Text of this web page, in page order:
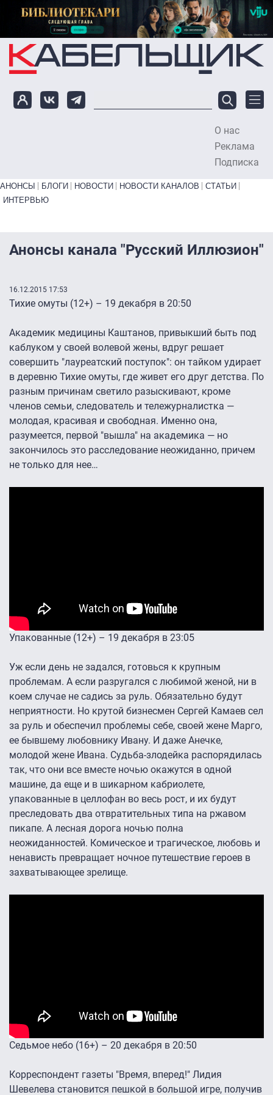
Перейти к основному содержанию
О нас
Реклама
Подписка
Primary links bottom
АНОНСЫ БЛОГИ НОВОСТИ НОВОСТИ КАНАЛОВ
СТАТЬИ
ИНТЕРВЬЮ
Анонсы канала "Русский Иллюзион"
16.12.2015 17:53
Тихие омуты (12+) – 19 декабря в 20:50
Академик медицины Каштанов, привыкший быть под
каблуком у своей волевой жены, вдруг решает
совершить "лауреатский поступок": он тайком удирает
в деревню Тихие омуты, где живет его друг детства. По
разным причинам светило разыскивают, кроме
членов семьи, следователь и тележурналистка —
молодая, красивая и свободная. Именно она,
разумеется, первой "вышла" на академика — но
закончилось это расследование неожиданно, причем
не только для нее…
Упакованные (12+) – 19 декабря в 23:05
Уж если день не задался, готовься к крупным
проблемам. А если разругался с любимой женой, ни в
коем случае не садись за руль. Обязательно будут
неприятности. Но крутой бизнесмен Сергей Камаев сел
за руль и обеспечил проблемы себе, своей жене Марго,
ее бывшему любовнику Ивану. И даже Анечке,
молодой жене Ивана. Судьба-злодейка распорядилась
так, что они все вместе ночью окажутся в одной
машине, да еще и в шикарном кабриолете,
упакованные в целлофан во весь рост, и их будут
преследовать два отвратительных типа на ржавом
пикапе. А лесная дорога ночью полна
неожиданностей. Комическое и трагическое, любовь и
ненависть превращает ночное путешествие героев в
захватывающее зрелище.
Седьмое небо (16+) – 20 декабря в 20:50
Корреспондент газеты "Время, вперед!" Лидия
Шевелева становится пешкой в большой игре, получив